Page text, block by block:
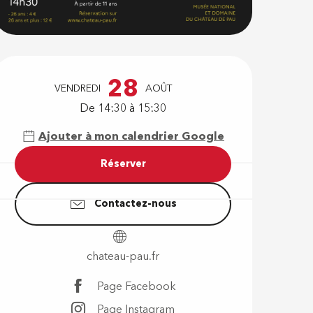
Ouverture
VENDREDI 28 AOÛT
De 14:30 à 15:30
Ajouter à mon calendrier Google
Réserver
Contactez-nous
chateau-pau.fr
Page Facebook
Page Instagram